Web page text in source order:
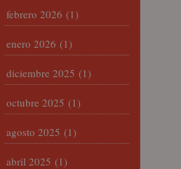
febrero 2026 (1)
enero 2026 (1)
diciembre 2025 (1)
octubre 2025 (1)
agosto 2025 (1)
abril 2025 (1)